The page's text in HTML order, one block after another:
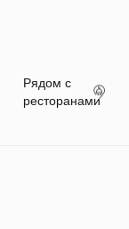
Рядом с
ресторанами